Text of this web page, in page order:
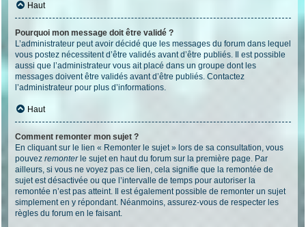
Haut
Pourquoi mon message doit être validé ?
L’administrateur peut avoir décidé que les messages du forum dans lequel
vous postez nécessitent d’être validés avant d’être publiés. Il est possible
aussi que l’administrateur vous ait placé dans un groupe dont les
messages doivent être validés avant d’être publiés. Contactez
l’administrateur pour plus d’informations.
Haut
Comment remonter mon sujet ?
En cliquant sur le lien « Remonter le sujet » lors de sa consultation, vous
pouvez remonterle sujet en haut du forum sur la première page. Par
ailleurs, si vous ne voyez pas ce lien, cela signifie que la remontée de
sujet est désactivée ou que l’intervalle de temps pour autoriser la
remontée n’est pas atteint. Il est également possible de remonter un sujet
simplement en y répondant. Néanmoins, assurez-vous de respecter les
règles du forum en le faisant.